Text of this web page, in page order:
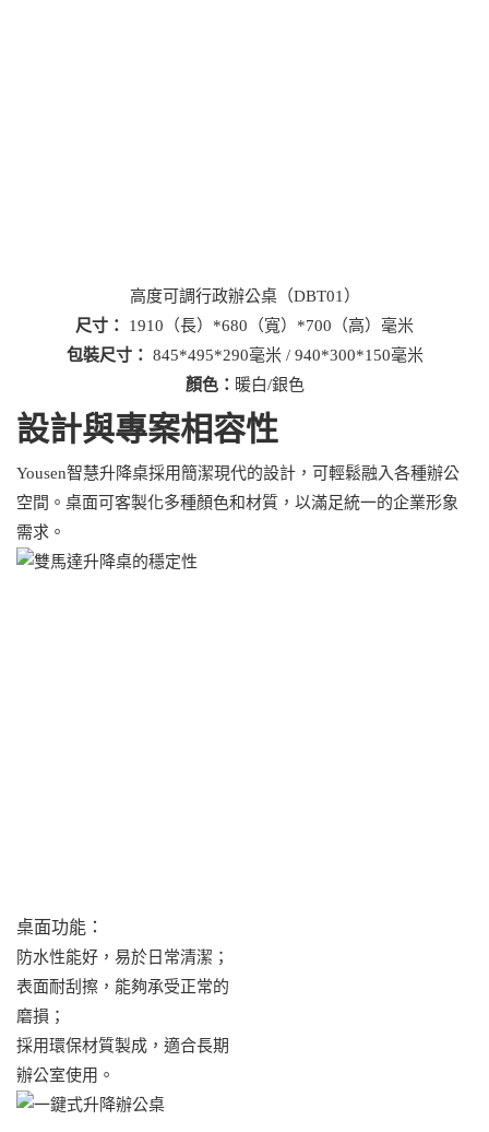
高度可調行政辦公桌（DBT01）
尺寸： 1910（長）*680（寬）*700（高）毫米
包裝尺寸： 845*495*290毫米 / 940*300*150毫米
顏色： 暖白/銀色
設計與專案相容性
Yousen智慧升降桌採用簡潔現代的設計，可輕鬆融入各種辦公
空間。桌面可客製化多種顏色和材質，以滿足統一的企業形象
需求。
桌面功能：
防水性能好，易於日常清潔；
表面耐刮擦，能夠承受正常的
磨損；
採用環保材質製成，適合長期
辦公室使用。